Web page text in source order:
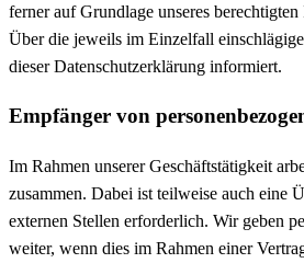
ferner auf Grundlage unseres
Über die jeweils im Einzelfall
dieser Datenschutzerklärung informiert.
Empfänger von
Im Rahmen unserer Geschäftstätigkeit
zusammen. Dabei ist teilweise auch eine
externen Stellen erforderlich. Wir geben
weiter, wenn dies im Rahmen einer